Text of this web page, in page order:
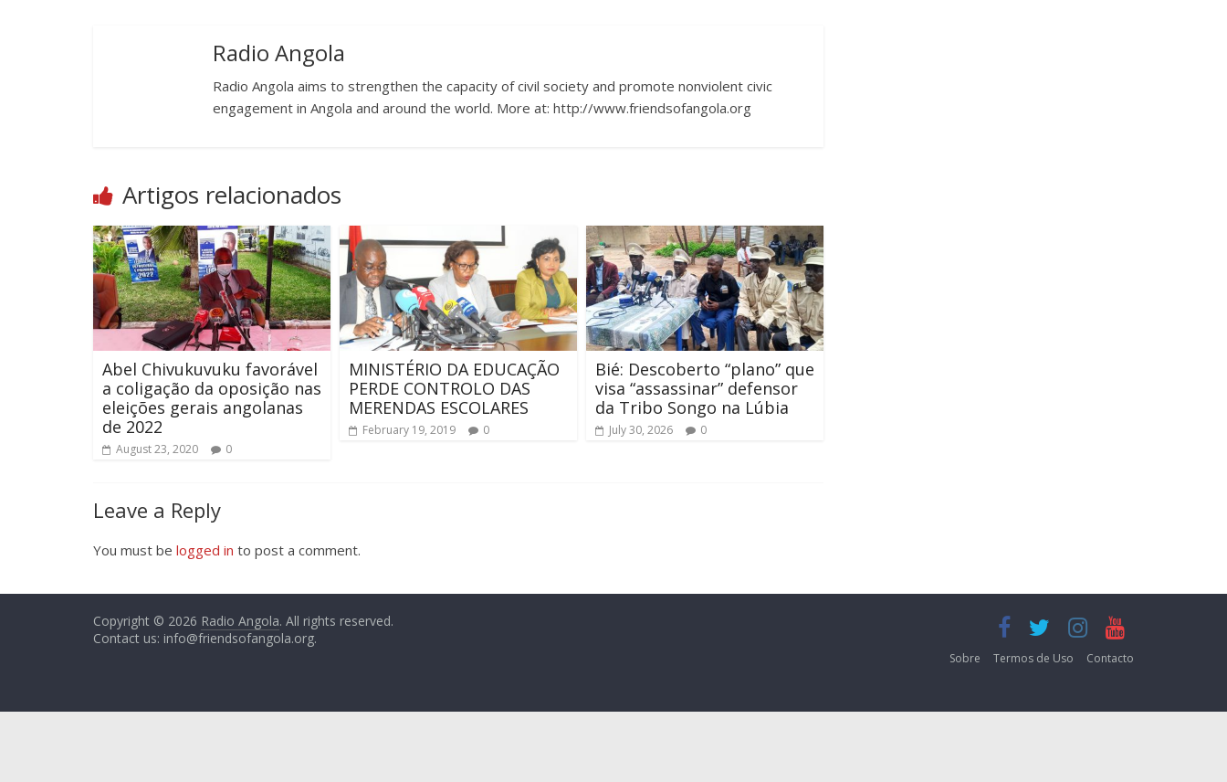
Radio Angola
Radio Angola aims to strengthen the capacity of civil society and promote nonviolent civic
engagement in Angola and around the world. More at: http://www.friendsofangola.org
Artigos relacionados
Abel Chivukuvuku favorável
a coligação da oposição nas
eleições gerais angolanas
de 2022
August 23, 2020 0
MINISTÉRIO DA EDUCAÇÃO
PERDE CONTROLO DAS
MERENDAS ESCOLARES
February 19, 2019 0
Bié: Descoberto “plano” que
visa “assassinar” defensor
da Tribo Songo na Lúbia
July 30, 2026 0
Leave a Reply
You must be logged in to post a comment.
Sobre Termos de Uso Contacto
Copyright © 2026 Radio Angola. All rights reserved.
Contact us: info@friendsofangola.org.